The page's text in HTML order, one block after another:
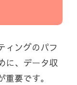
ィングのパフ
に、データ収
要です。